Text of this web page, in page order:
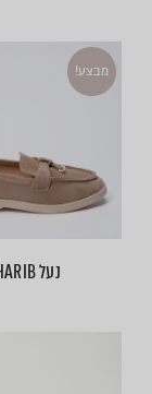
מבצע!
נעל SHARIB